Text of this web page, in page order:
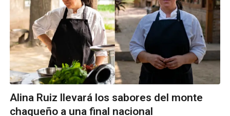
Alina Ruiz llevará los sabores del monte
chaqueño a una final nacional